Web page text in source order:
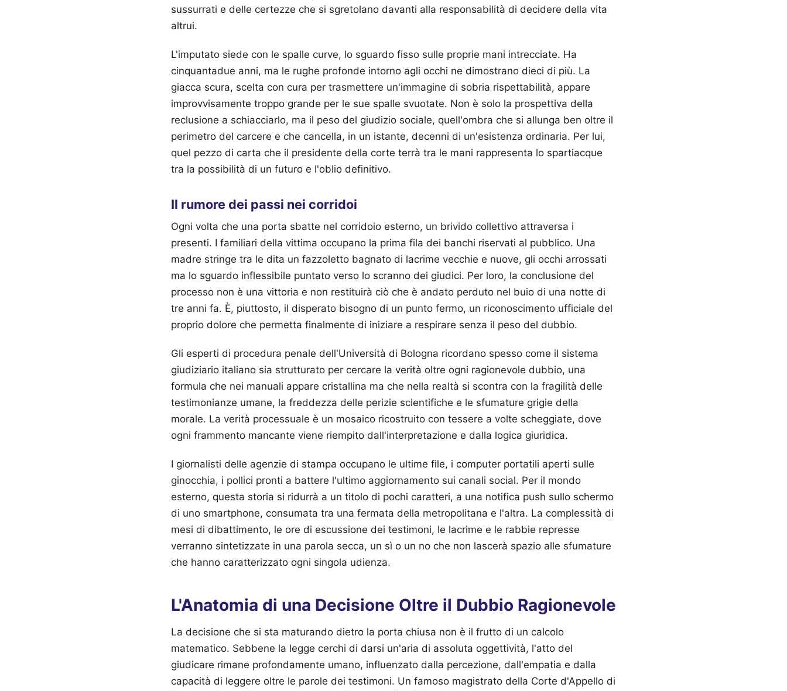
sussurrati e delle certezze che si sgretolano davanti alla responsabilità di decidere della vita
altrui.
L'imputato siede con le spalle curve, lo sguardo fisso sulle proprie mani intrecciate. Ha
cinquantadue anni, ma le rughe profonde intorno agli occhi ne dimostrano dieci di più. La
giacca scura, scelta con cura per trasmettere un'immagine di sobria rispettabilità, appare
improvvisamente troppo grande per le sue spalle svuotate. Non è solo la prospettiva della
reclusione a schiacciarlo, ma il peso del giudizio sociale, quell'ombra che si allunga ben oltre il
perimetro del carcere e che cancella, in un istante, decenni di un'esistenza ordinaria. Per lui,
quel pezzo di carta che il presidente della corte terrà tra le mani rappresenta lo spartiacque
tra la possibilità di un futuro e l'oblio definitivo.
Il rumore dei passi nei corridoi
Ogni volta che una porta sbatte nel corridoio esterno, un brivido collettivo attraversa i
presenti. I familiari della vittima occupano la prima fila dei banchi riservati al pubblico. Una
madre stringe tra le dita un fazzoletto bagnato di lacrime vecchie e nuove, gli occhi arrossati
ma lo sguardo inflessibile puntato verso lo scranno dei giudici. Per loro, la conclusione del
processo non è una vittoria e non restituirà ciò che è andato perduto nel buio di una notte di
tre anni fa. È, piuttosto, il disperato bisogno di un punto fermo, un riconoscimento ufficiale del
proprio dolore che permetta finalmente di iniziare a respirare senza il peso del dubbio.
Gli esperti di procedura penale dell'Università di Bologna ricordano spesso come il sistema
giudiziario italiano sia strutturato per cercare la verità oltre ogni ragionevole dubbio, una
formula che nei manuali appare cristallina ma che nella realtà si scontra con la fragilità delle
testimonianze umane, la freddezza delle perizie scientifiche e le sfumature grigie della
morale. La verità processuale è un mosaico ricostruito con tessere a volte scheggiate, dove
ogni frammento mancante viene riempito dall'interpretazione e dalla logica giuridica.
I giornalisti delle agenzie di stampa occupano le ultime file, i computer portatili aperti sulle
ginocchia, i pollici pronti a battere l'ultimo aggiornamento sui canali social. Per il mondo
esterno, questa storia si ridurrà a un titolo di pochi caratteri, a una notifica push sullo schermo
di uno smartphone, consumata tra una fermata della metropolitana e l'altra. La complessità di
mesi di dibattimento, le ore di escussione dei testimoni, le lacrime e le rabbie represse
verranno sintetizzate in una parola secca, un sì o un no che non lascerà spazio alle sfumature
che hanno caratterizzato ogni singola udienza.
L'Anatomia di una Decisione Oltre il Dubbio Ragionevole
La decisione che si sta maturando dietro la porta chiusa non è il frutto di un calcolo
matematico. Sebbene la legge cerchi di darsi un'aria di assoluta oggettività, l'atto del
giudicare rimane profondamente umano, influenzato dalla percezione, dall'empatia e dalla
capacità di leggere oltre le parole dei testimoni. Un famoso magistrato della Corte d'Appello di